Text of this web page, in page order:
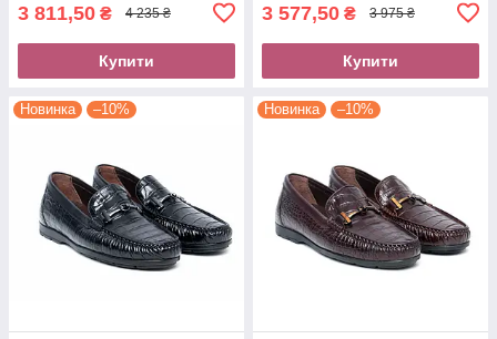
3 811,50 ₴ 4 235 ₴
Купити
3 577,50 ₴ 3 975 ₴
Купити
Новинка –10% Новинка –10%